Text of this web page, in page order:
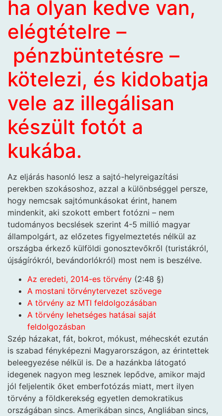
ha olyan kedve van,
elégtételre –
pénzbüntetésre –
kötelezi, és kidobatja
vele az illegálisan
készült fotót a
kukába.
Az eljárás hasonló lesz a sajtó-helyreigazítási
perekben szokásoshoz, azzal a különbséggel persze,
hogy nemcsak sajtómunkásokat érint, hanem
mindenkit, aki szokott embert fotózni – nem
tudományos becslések szerint 4-5 millió magyar
állampolgárt, az előzetes figyelmeztetés nélkül az
országba érkező külföldi gonosztevőkről (turistákról,
újságírókról, bevándorlókról) most nem is beszélve.
Az eredeti, 2014-es törvény (2:48 §)
A mostani törvénytervezet szövege
A törvény az MTI feldolgozásában
A törvény lehetséges hatásai saját
feldolgozásban
Szép házakat, fát, bokrot, mókust, méhecskét ezután
is szabad fényképezni Magyarországon, az érintettek
beleegyezése nélkül is. De a hazánkba látogató
idegenek nagyon meg lesznek lepődve, amikor majd
jól feljelentik őket emberfotózás miatt, mert ilyen
törvény a földkerekség egyetlen demokratikus
országában sincs. Amerikában sincs, Angliában sincs,